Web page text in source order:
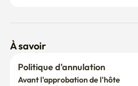
À savoir
Politique d'annulation
S'il n'est pas confirmé sous 24 heures,
intégralement remboursé.